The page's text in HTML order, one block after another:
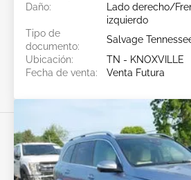
Daño:
Lado derecho/
izquierdo
Tipo de
documento:
Salvage
Ubicación:
TN - KNOXVILLE
Fecha de venta:
Venta Futura